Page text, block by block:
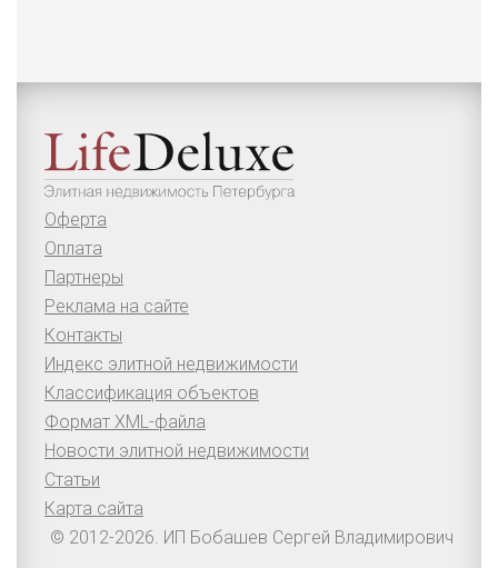
Оферта
Оплата
Партнеры
Реклама на сайте
Контакты
Индекс элитной недвижимости
Классификация объектов
Формат XML-файла
Новости элитной недвижимости
Статьи
Карта сайта
© 2012-2026. ИП Бобашев Сергей Владимирович